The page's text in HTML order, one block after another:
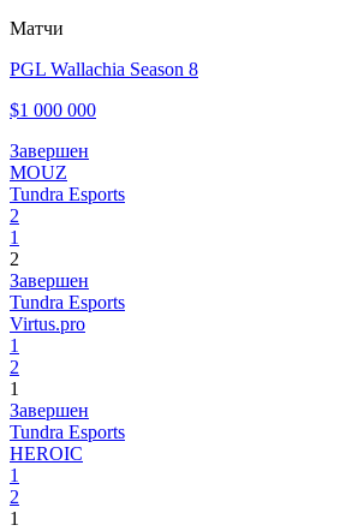
Матчи
PGL Wallachia Season 8
$1 000 000
Завершен
MOUZ
Tundra Esports
2
1
2
Завершен
Tundra Esports
Virtus.pro
1
2
1
Завершен
Tundra Esports
HEROIC
1
2
1